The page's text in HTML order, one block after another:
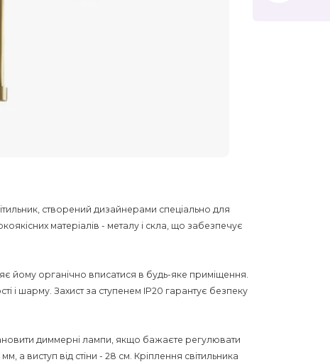
створений дизайнерами спеціально для
матеріалів - металу і скла, що забезпечує
йому органічно вписатися в будь-яке приміщення.
і шарму. Захист за ступенем IP20 гарантує безпеку
диммерні лампи, якщо бажаєте регулювати
а виступ від стіни - 28 см. Кріплення світильника